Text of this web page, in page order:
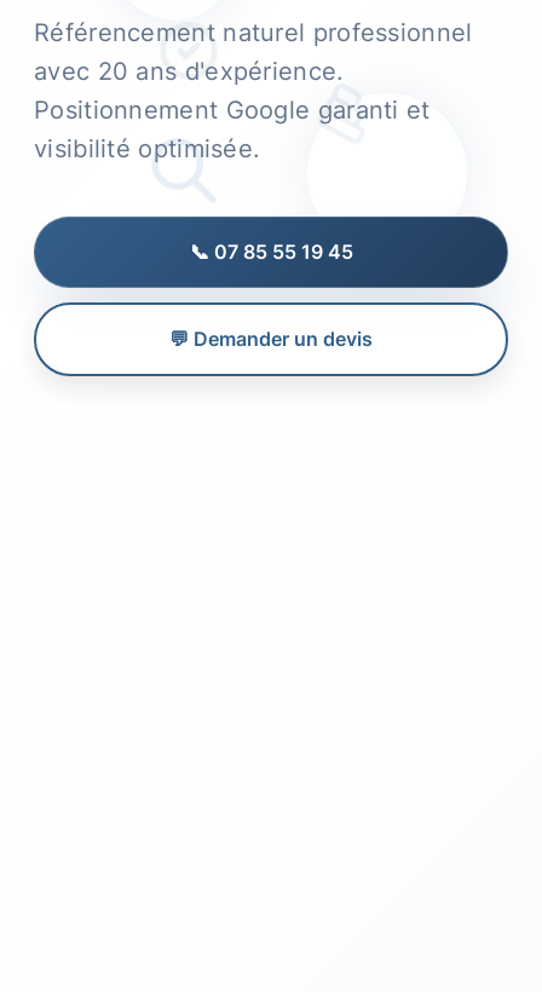
Référencement naturel professionnel
avec 20 ans d'expérience.
Positionnement Google garanti et
visibilité optimisée.
📞 07 85 55 19 45
💬 Demander un devis